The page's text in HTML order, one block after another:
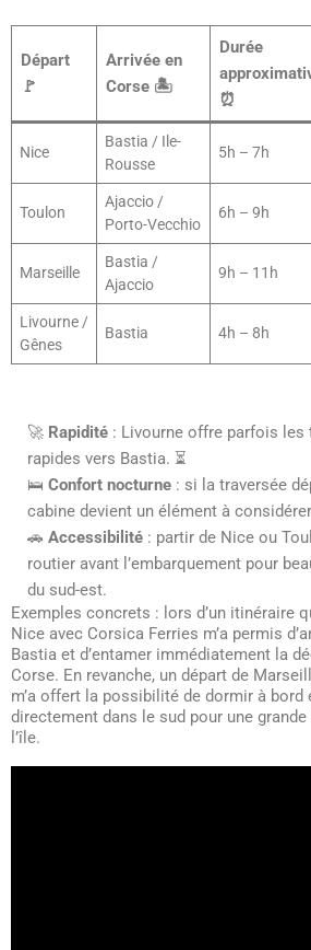
Départ
🚩
Arrivée en
Corse 🏝️
Durée
⏰
Nice
Bastia / Ile-
Rousse
5h – 7h
Toulon
Ajaccio /
Porto-Vecchio
6h – 9h
Marseille
Bastia /
Ajaccio
9h – 11h
Livourne /
Gênes
Bastia 4h – 8h
🚀 Rapidité : Livourne offre parfois les
rapides vers Bastia. ⏳
🛌 Confort nocturne : si la traversée
cabine devient un élément à
🚗 Accessibilité : partir de Nice ou
routier avant l’embarquement pour
du sud-est.
Exemples concrets : lors d’un itinéraire
Nice avec Corsica Ferries m’a permis
Bastia et d’entamer immédiatement la
Corse. En revanche, un départ de
m’a offert la possibilité de dormir à bord
directement dans le sud pour une
l’île.